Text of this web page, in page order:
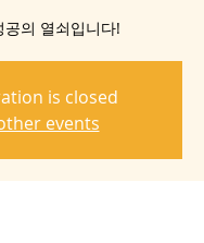
공의 열쇠입니다!
is closed
events